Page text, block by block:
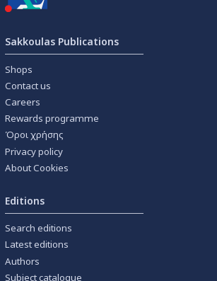
Sakkoulas Publications
Shops
Contact us
Careers
Rewards programme
Όροι χρήσης
Privacy policy
About Cookies
Editions
Search editions
Latest editions
Authors
Subject catalogue